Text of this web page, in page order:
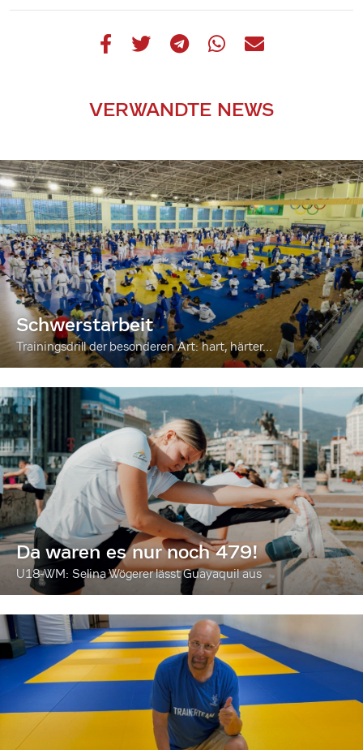
VERWANDTE NEWS
Schwerstarbeit
Trainingsdrill der besonderen Art: hart, härter...
Da waren es nur noch 479!
U18-WM: Selina Wögerer lässt Guayaquil aus